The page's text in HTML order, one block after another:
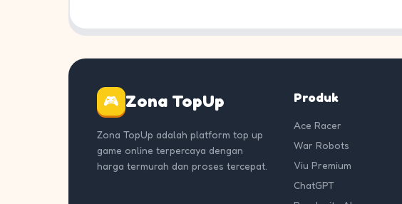
🎮 Zona TopUp
Zona TopUp adalah platform top up
game online terpercaya dengan
harga termurah dan proses tercepat.
Produk
Ace Racer
War Robots
Viu Premium
ChatGPT